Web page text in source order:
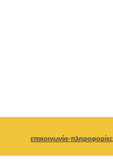
επικοινωνία-πληροφορίες